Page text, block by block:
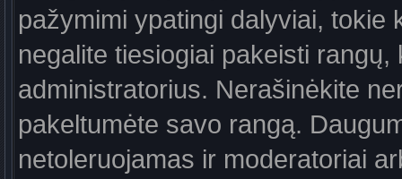
pažymimi ypatingi dalyviai, tokie
negalite tiesiogiai pakeisti
administratorius. Nerašinėkite
pakeltumėte savo rangą.
netoleruojamas ir moderatoriai